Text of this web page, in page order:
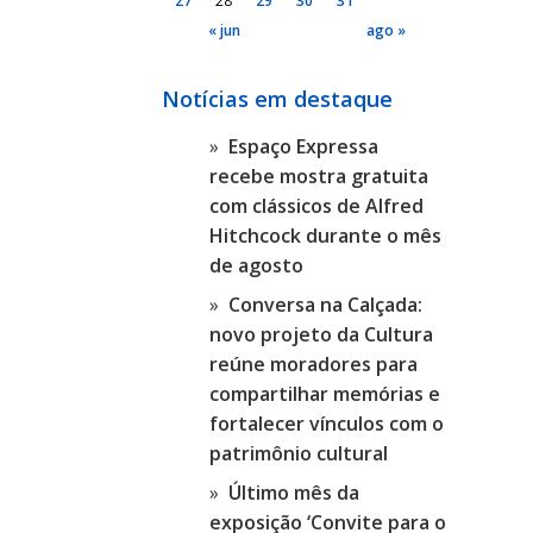
« jun
ago »
Notícias em destaque
Espaço Expressa
recebe mostra gratuita
com clássicos de Alfred
Hitchcock durante o mês
de agosto
Conversa na Calçada:
novo projeto da Cultura
reúne moradores para
compartilhar memórias e
fortalecer vínculos com o
patrimônio cultural
Último mês da
exposição ‘Convite para o